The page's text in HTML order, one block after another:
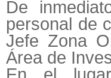
De
personal de
Jefe Zona
Área de
En el